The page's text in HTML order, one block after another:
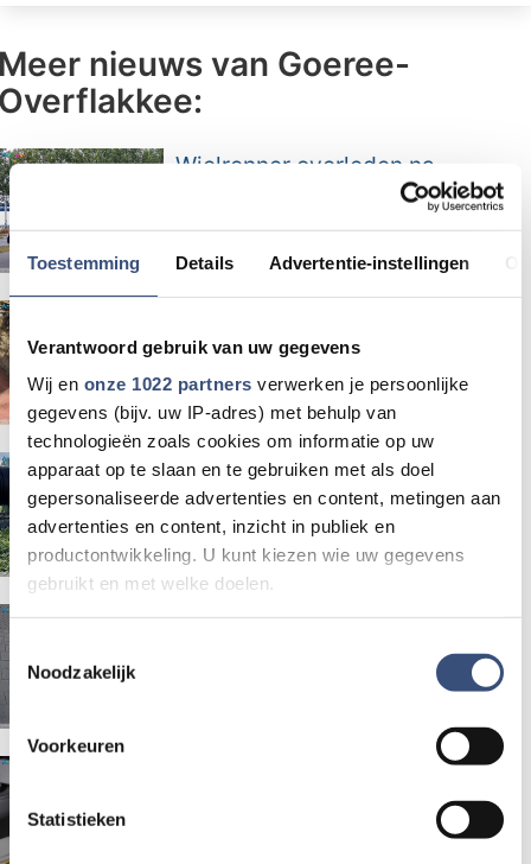
Toestemming Details Advertentie-instellingen
Verantwoord gebruik van uw gegevens
Wij en onze 1022 partners verwerken je persoonlijke
gegevens (bijv. uw IP-adres) met behulp van
technologieën zoals cookies om informatie op uw
apparaat op te slaan en te gebruiken met als doel
gepersonaliseerde advertenties en content, metingen aan
advertenties en content, inzicht in publiek en
productontwikkeling. U kunt kiezen wie uw gegevens
gebruikt en met welke doelen.
Informatie verzamelen over uw geografische locatie,
Uw apparaat identificeren door het actief te scannen
op specifieke eigenschappen (fingerprinting)
verwerkt en stel uw voorkeuren in het
detailgedeelte in.
Noodzakelijk
Voorkeuren
Statistieken
nieuws van Goeree-
Wielrenner overleden na
onwelwording bij Den Bommel
in Kwade Hoek, maar lokale
opruimers zijn kritisch
Terwijl Nederland snakt naar
water, sproeit Eric 60.000 liter
per uur over zijn akker
Politie zoekt daders van
Eigen bijdrage Wmo-regiotaxi
stijgt met ruim 50 procent